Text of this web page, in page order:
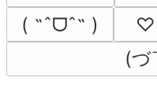
( ˶ˆᗜˆ˵ )
(づ